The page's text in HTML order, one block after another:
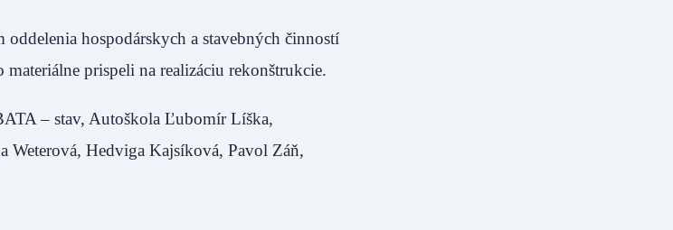
hospodárskych a stavebných činností
prispeli na realizáciu rekonštrukcie.
– stav, Autoškola Ľubomír Líška,
Weterová, Hedviga Kajsíková, Pavol Záň,